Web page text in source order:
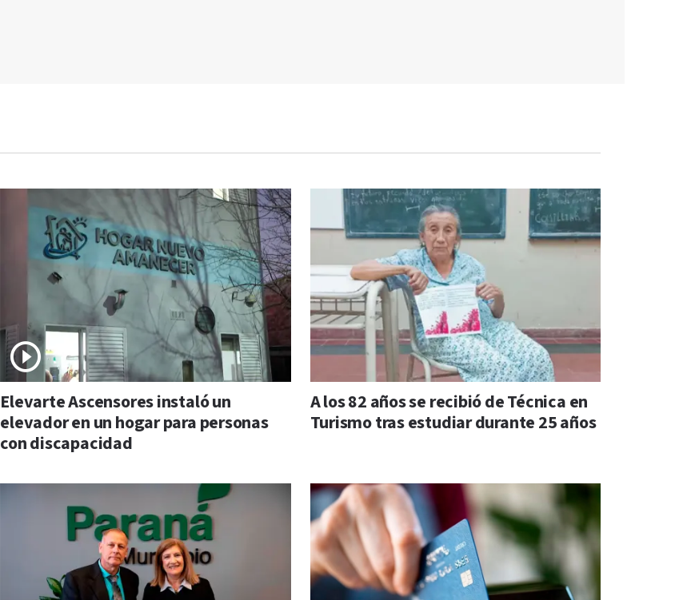
Elevarte Ascensores instaló un
elevador en un hogar para personas
con discapacidad
A los 82 años se recibió de Técnica en
Turismo tras estudiar durante 25 años